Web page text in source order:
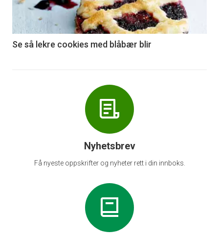
nå
6
Se så lekre cookies med blåbær blir
Nyhetsbrev
Få nyeste oppskrifter og nyheter rett i din innboks.